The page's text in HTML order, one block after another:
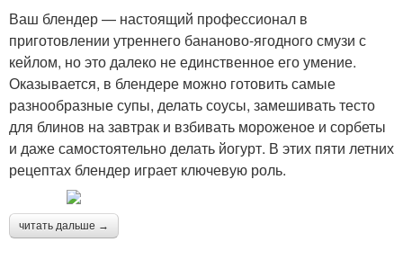
Ваш блендер — настоящий профессионал в
приготовлении утреннего бананово-ягодного смузи с
кейлом, но это далеко не единственное его умение.
Оказывается, в блендере можно готовить самые
разнообразные супы, делать соусы, замешивать тесто
для блинов на завтрак и взбивать мороженое и сорбеты
и даже самостоятельно делать йогурт. В этих пяти летних
рецептах блендер играет ключевую роль.
читать дальше →